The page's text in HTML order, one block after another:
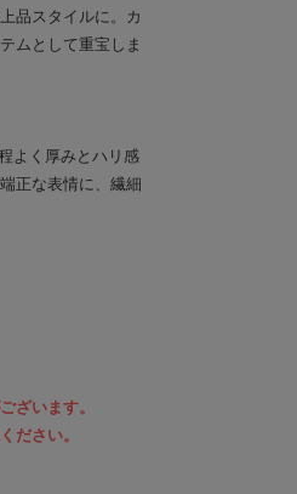
品スタイルに。カ
ムとして重宝しま
よく厚みとハリ感
正な表情に、繊細
ざいます。
ださい。